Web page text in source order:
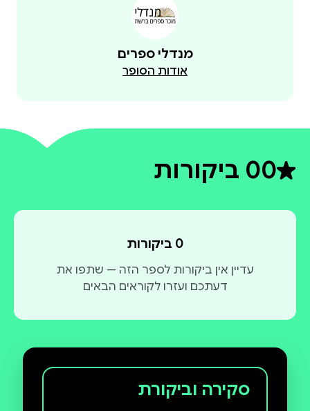
מנדלי ספרים
אודות הסופר
0דירוג ממוצע 0 מתוך 5
0 ביקורות
0 ביקורות
עדיין אין ביקורות לספר הזה — שתפו את
דעתכם ועזרו לקוראים הבאים
סקירה וביקורת